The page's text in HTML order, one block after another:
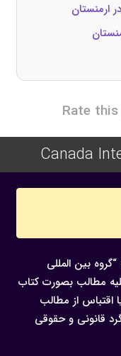
ارمنستان
Rate
Canada
بین المللی
مطالب بصورت کتاب
اقتباس از مطالب
قانونی و حقوقی